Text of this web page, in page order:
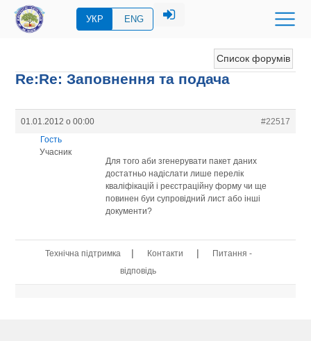
УКР ENG
Список форумів
Re:Re: Заповнення та подача
01.01.2012 о 00:00
#22517
Гость
Учасник
Для того аби згенерувати пакет даних
достатньо надіслати лише перелік
кваліфікацій і реєстраційну форму чи ще
повинен буи супровідний лист або інші
документи?
Технічна підтримка | Контакти |
Питання -
відповідь